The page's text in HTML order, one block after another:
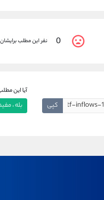
0 نفر این مطلب
کپی
آیا این
بله ،